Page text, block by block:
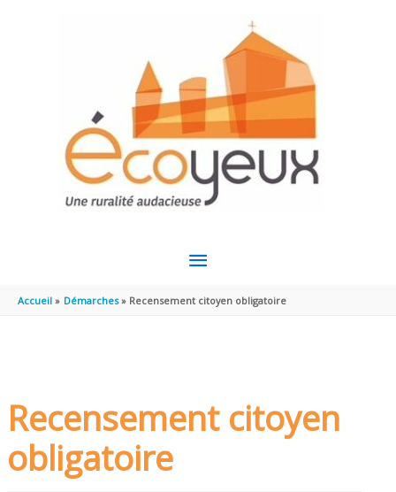
MENU
PRINCIPAL
Accueil Démarches Recensement citoyen obligatoire
Recensement citoyen
obligatoire